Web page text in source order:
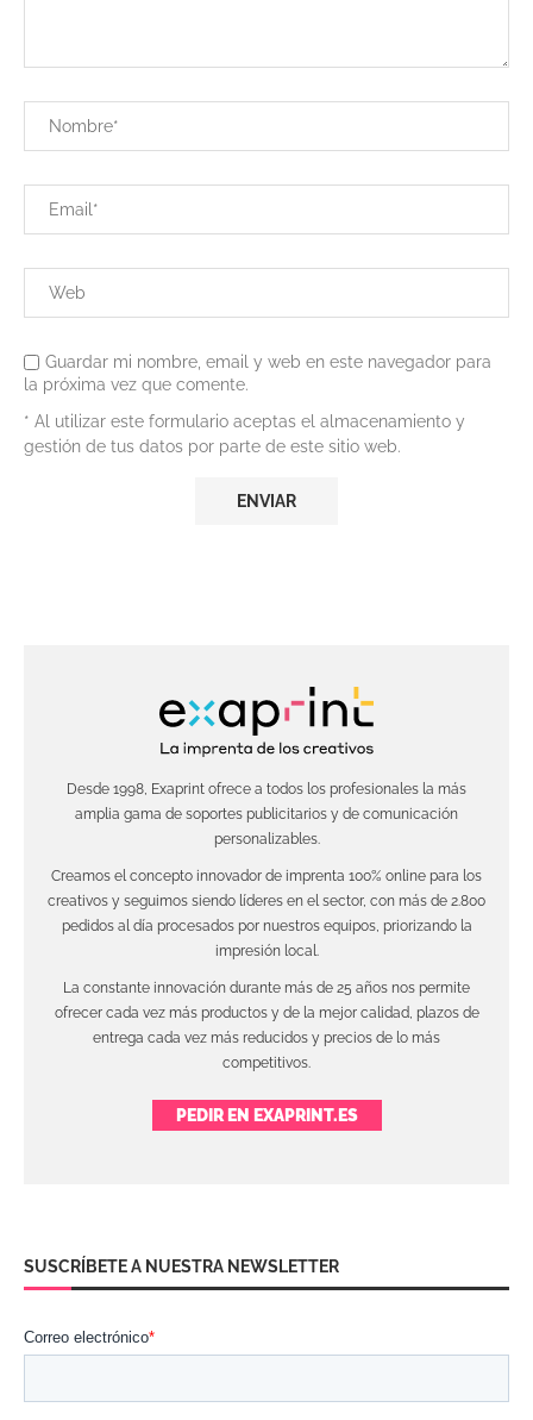
Guardar mi nombre, email y web en este navegador para
la próxima vez que comente.
* Al utilizar este formulario aceptas el almacenamiento y
gestión de tus datos por parte de este sitio web.
Desde 1998, Exaprint ofrece a todos los profesionales la más
amplia gama de soportes publicitarios y de comunicación
personalizables.
Creamos el concepto innovador de imprenta 100% online para los
creativos y seguimos siendo líderes en el sector, con más de 2.800
pedidos al día procesados por nuestros equipos, priorizando la
impresión local.
La constante innovación durante más de 25 años nos permite
ofrecer cada vez más productos y de la mejor calidad, plazos de
entrega cada vez más reducidos y precios de lo más
competitivos.
PEDIR EN EXAPRINT.ES
SUSCRÍBETE A NUESTRA NEWSLETTER